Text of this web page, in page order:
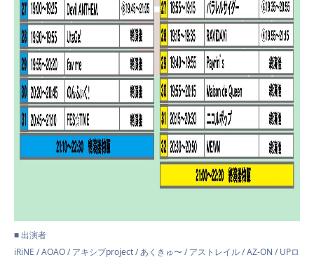
■ 出演者
iRiNE / AOAO / アキシブproject / あくきゅ〜 / アストレイル / AZ-ON / UPロ